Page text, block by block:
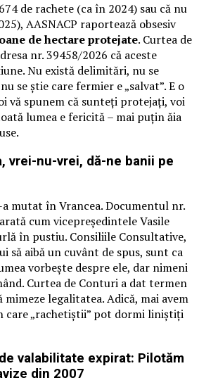
de rachete (ca în 2024) sau că nu
AASNACP raportează obsesiv
de hectare protejate. Curtea de
nr. 39458/2026 că aceste
Nu există delimitări, nu se
se știe care fermier e „salvat”. E o
vă spunem că sunteți protejați, voi
lumea e fericită – mai puțin ăia
vrei-nu-vrei, dă-ne banii pe
mutat în Vrancea. Documentul nr.
cum vicepreședintele Vasile
în pustiu. Consiliile Consultative,
să aibă un cuvânt de spus, sunt ca
vorbește despre ele, dar nimeni
Curtea de Conturi a dat termen
mimeze legalitatea. Adică, mai avem
care „rachetiștii” pot dormi liniștiți
valabilitate expirat: Pilotăm
din 2007